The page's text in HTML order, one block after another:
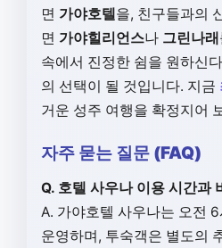
면 가야호텔 을, 친구들과의
면 가야힐리언스나 그린나래
속에서 진정한 쉼을 원하신
의 선택이 될 것입니다. 지금
거운 성주 여행을 확정지어
자주 묻는 질문 (FAQ)
Q. 호텔 사우나 이용 시간과
A. 가야호텔 사우나는 오전
운영하며, 투숙객은 별도의